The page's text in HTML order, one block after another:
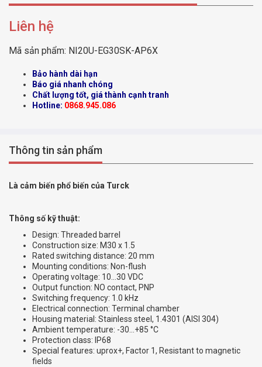
Liên hệ
Mã sản phẩm: NI20U-EG30SK-AP6X
Bảo hành dài hạn
Báo giá nhanh chóng
Chất lượng tốt, giá thành cạnh tranh
Hotline: 0868.945.086
Thông tin sản phẩm
Là cảm biến phổ biến của Turck
Thông số kỹ thuật:
Design: Threaded barrel
Construction size: M30 x 1.5
Rated switching distance: 20 mm
Mounting conditions: Non-flush
Operating voltage: 10…30 VDC
Output function: NO contact, PNP
Switching frequency: 1.0 kHz
Electrical connection: Terminal chamber
Housing material: Stainless steel, 1.4301 (AISI 304)
Ambient temperature: -30…+85 °C
Protection class: IP68
Special features: uprox+, Factor 1, Resistant to magnetic
fields